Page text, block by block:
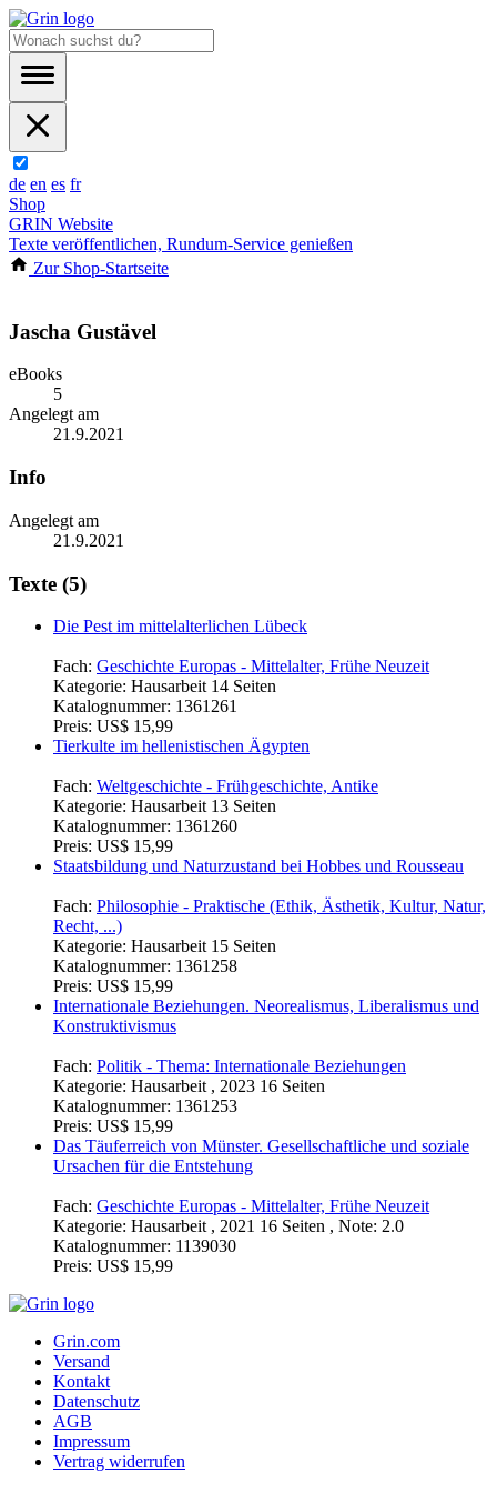
de en es fr
Shop
GRIN Website
Texte veröffentlichen, Rundum-Service genießen
Zur Shop-Startseite
Jascha Gustävel
eBooks
5
Angelegt am
21.9.2021
Info
Angelegt am
21.9.2021
Texte (5)
Die Pest im mittelalterlichen Lübeck
Fach: Geschichte Europas - Mittelalter, Frühe Neuzeit
Kategorie: Hausarbeit 14 Seiten
Katalognummer: 1361261
Preis: US$ 15,99
Tierkulte im hellenistischen Ägypten
Fach: Weltgeschichte - Frühgeschichte, Antike
Kategorie: Hausarbeit 13 Seiten
Katalognummer: 1361260
Preis: US$ 15,99
Staatsbildung und Naturzustand bei Hobbes und Rousseau
Fach: Philosophie - Praktische (Ethik, Ästhetik, Kultur, Natur,
Recht, ...)
Kategorie: Hausarbeit 15 Seiten
Katalognummer: 1361258
Preis: US$ 15,99
Internationale Beziehungen. Neorealismus, Liberalismus und
Konstruktivismus
Fach: Politik - Thema: Internationale Beziehungen
Kategorie: Hausarbeit , 2023 16 Seiten
Katalognummer: 1361253
Preis: US$ 15,99
Das Täuferreich von Münster. Gesellschaftliche und soziale
Ursachen für die Entstehung
Fach: Geschichte Europas - Mittelalter, Frühe Neuzeit
Kategorie: Hausarbeit , 2021 16 Seiten , Note: 2.0
Katalognummer: 1139030
Preis: US$ 15,99
Grin.com
Versand
Kontakt
Datenschutz
AGB
Impressum
Vertrag widerrufen